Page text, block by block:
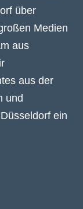
über
Medien
aus
aus der
und
ein